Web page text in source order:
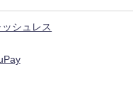
ッシュレス